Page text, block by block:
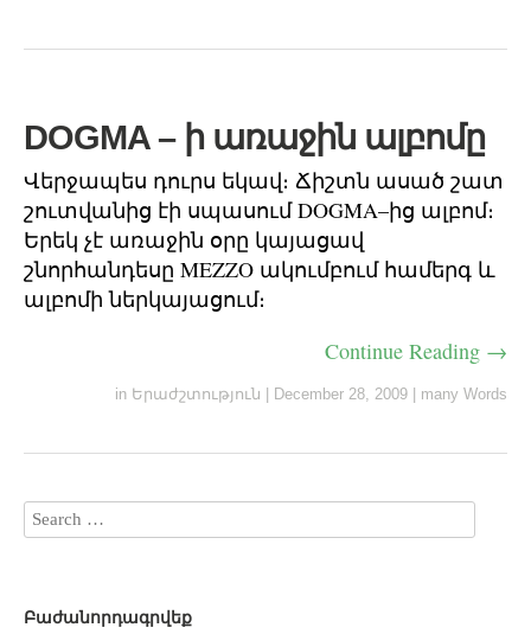
DOGMA – ի առաջին ալբոմը
Վերջապես դուրս եկավ։ Ճիշտն ասած շատ
շուտվանից էի սպասում DOGMA–ից ալբոմ։
Երեկ չէ առաջին օրը կայացավ
շնորհանդեսը MEZZO ակումբում համերգ և
ալբոմի ներկայացում։
Continue Reading →
in Երաժշտություն December 28, 2009 many Words
Բաժանորդագրվեք